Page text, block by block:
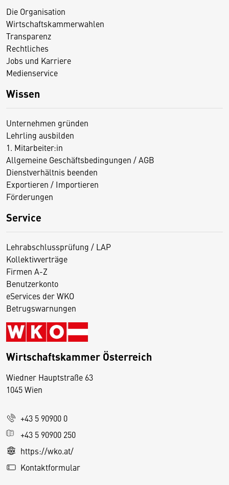
Die Organisation
Wirtschaftskammerwahlen
Transparenz
Rechtliches
Jobs und Karriere
Medienservice
Wissen
Unternehmen gründen
Lehrling ausbilden
1. Mitarbeiter:in
Allgemeine Geschäftsbedingungen / AGB
Dienstverhältnis beenden
Exportieren / Importieren
Förderungen
Service
Lehrabschlussprüfung / LAP
Kollektivverträge
Firmen A-Z
Benutzerkonto
eServices der WKO
Betrugswarnungen
Wirtschaftskammer Österreich
Wiedner Hauptstraße 63
1045 Wien
+43 5 90900 0
+43 5 90900 250
https://wko.at/
Kontaktformular
D
s
e
S
e